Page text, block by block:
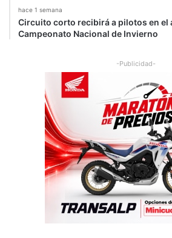
hace 1 semana
Circuito corto recibirá a pilotos en el
Campeonato Nacional de Invierno
-Publicidad-